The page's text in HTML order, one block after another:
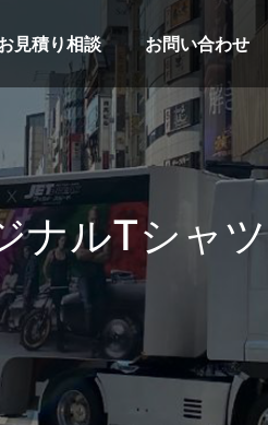
見積り相談 お問い合わせ
ナルTシャツ